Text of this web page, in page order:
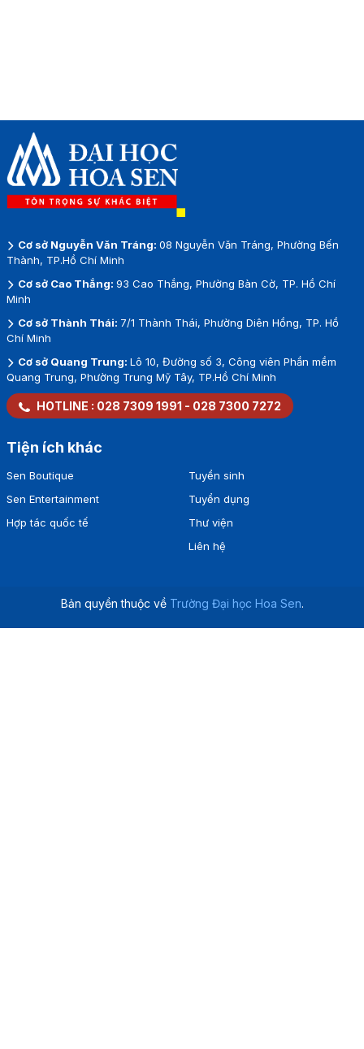
Cơ sở Nguyễn Văn Tráng: 08 Nguyễn Văn Tráng, Phường Bến
Thành, TP.Hồ Chí Minh
Cơ sở Cao Thắng: 93 Cao Thắng, Phường Bàn Cờ, TP. Hồ Chí
Minh
Cơ sở Thành Thái: 7/1 Thành Thái, Phường Diên Hồng, TP. Hồ
Chí Minh
Cơ sở Quang Trung: Lô 10, Đường số 3, Công viên Phần mềm
Quang Trung, Phường Trung Mỹ Tây, TP.Hồ Chí Minh
HOTLINE : 028 7309 1991 - 028 7300 7272
Tiện ích khác
Sen Boutique
Sen Entertainment
Hợp tác quốc tế
Tuyển sinh
Tuyển dụng
Thư viện
Liên hệ
Bản quyền thuộc về Trường Đại học Hoa Sen.